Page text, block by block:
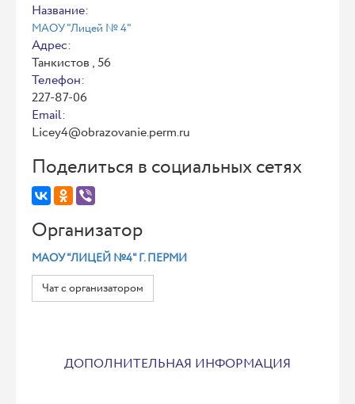
Название:
МАОУ "Лицей № 4"
Адрес:
Танкистов , 56
Телефон:
227-87-06
Email:
Licey4@obrazovanie.perm.ru
Поделиться в социальных сетях
Организатор
МАОУ "ЛИЦЕЙ №4" Г. ПЕРМИ
Чат с организатором
ДОПОЛНИТЕЛЬНАЯ ИНФОРМАЦИЯ